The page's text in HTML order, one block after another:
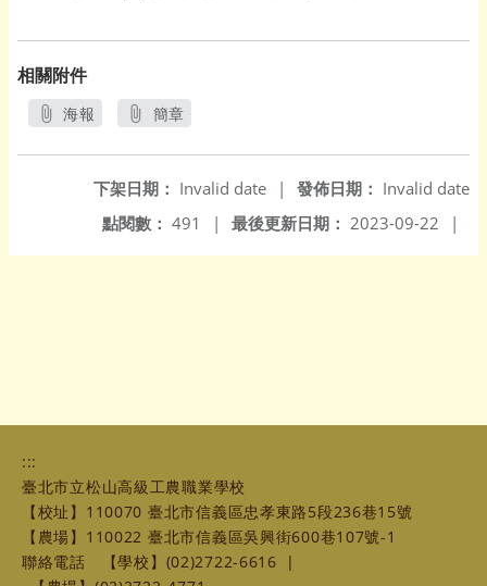
相關附件
海報
簡章
發佈日期： Invalid date
下架日期： Invalid date
|
最後更新日期： 2023-09-22 |
點閱數： 491 |
:::
臺北市立松山高級工農職業學校
【校址】110070 臺北市信義區忠孝東路5段236巷15號
【農場】110022 臺北市信義區吳興街600巷107號-1
聯絡電話
【學校】(02)2722-6616
|